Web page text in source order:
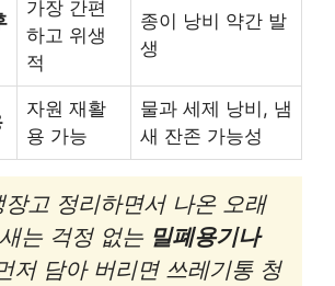
가장 간편
하고 위생
적
종이 낭비 약간 발
생
자원 재활
용 가능
물과 세제 낭비, 냄
새 잔존 가능성
장고 정리하면서 나온 오래
는 걱정 없는 밀폐용기나
저 담아 버리면 쓰레기통 청